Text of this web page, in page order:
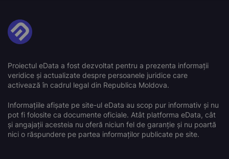
Proiectul eData a fost dezvoltat pentru a prezenta informații
veridice și actualizate despre persoanele juridice care
activează în cadrul legal din Republica Moldova.
Informațiile afișate pe site-ul eData au scop pur informativ și nu
pot fi folosite ca documente oficiale. Atât platforma eData, cât
și angajații acesteia nu oferă niciun fel de garanție și nu poartă
nici o răspundere pe partea informaților publicate pe site.